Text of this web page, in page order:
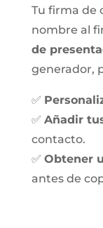
Tu firma de
nombre al
de
generador,
✅
✅ Añadir
contacto.
✅ Obtener
antes de